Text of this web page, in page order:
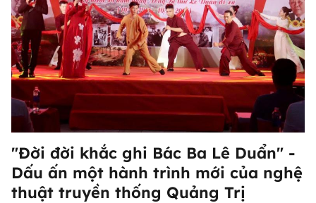
"Đời đời khắc ghi Bác Ba Lê Duẩn" -
Dấu ấn một hành trình mới của nghệ
thuật truyền thống Quảng Trị